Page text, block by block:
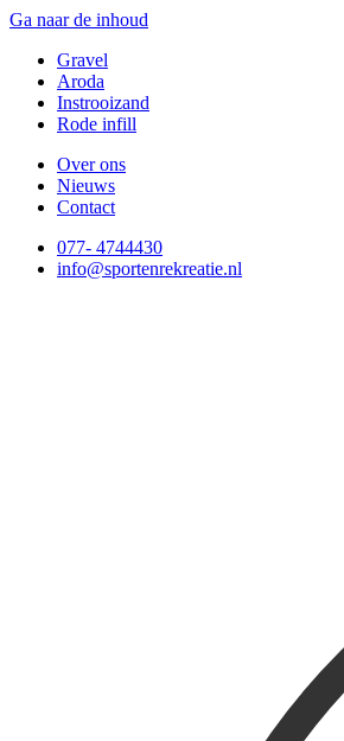
Ga naar de inhoud
Gravel
Aroda
Instrooizand
Rode infill
Over ons
Nieuws
Contact
077- 4744430
info@sportenrekreatie.nl